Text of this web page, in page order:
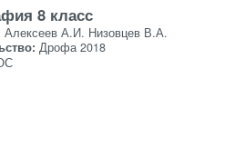
8 класс
Алексеев А.И. Низовцев В.А.
Дрофа 2018